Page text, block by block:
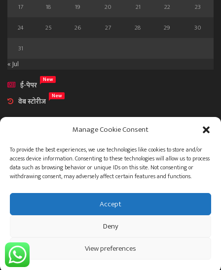
Manage Cookie Consent
To provide the best experiences, we use technologies like cookies to store and/or
access device information. Consenting to these technologies will allow us to process
data such as browsing behavior or unique IDs on this site. Not consenting or
withdrawing consent, may adversely affect certain features and functions.
Accept
Deny
View preferences
17
18 19 20 21 22
23
24
25 26 27 28 29
30
31
« Jul
ई-पेपर
New
वेब स्टोरीज New
आमच्या विषयी
संपर्क
© 2023 .